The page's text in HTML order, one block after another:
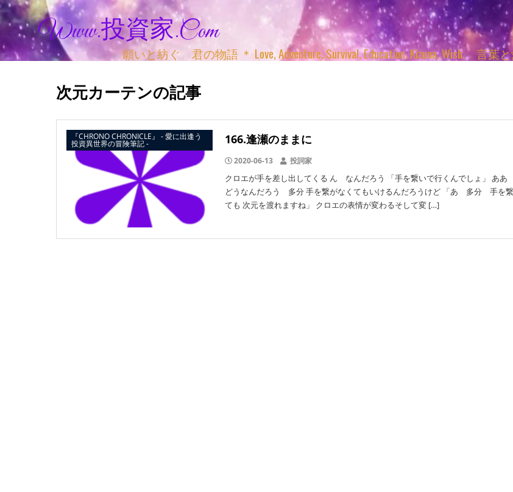
Www.投資家.com
願いと紡ぐ 君の物語 ＊ Love, Adventure, Survival, Education, Kizuna, Wish.
次元カーテンの記事
『CHRONO CHRONICLE』 ‐ 愛に出逢う
投資異世界の冒険筆記 ‐ 166.逢瀬のままに
2020-06-13 投詞家
クロエが手を差し出してくる ん なんだろう 「手を繋いで行くんでしょ」 あ
どうなんだろう 多分 手を繋がなくてもいけるんだろうけど 「あ 多分 手を繋
ても 次元を渡れますね」 クロエの表情が変わるそして変 […]